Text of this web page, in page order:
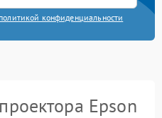
политикой конфиденциальности
Epson